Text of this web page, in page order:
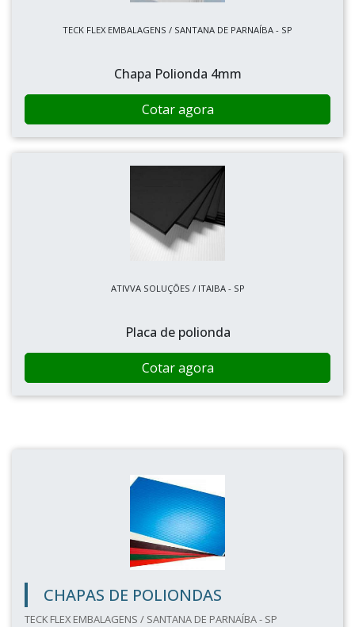
TECK FLEX EMBALAGENS / SANTANA DE PARNAÍBA - SP
Chapa Polionda 4mm
Cotar agora
ATIVVA SOLUÇÕES / ITAIBA - SP
Placa de polionda
Cotar agora
CHAPAS DE POLIONDAS
TECK FLEX EMBALAGENS / SANTANA DE PARNAÍBA - SP